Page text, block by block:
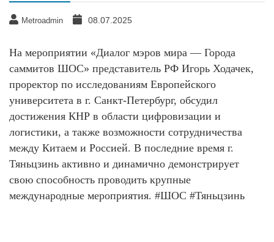
Metroadmin 08.07.2025
На мероприятии «Диалог мэров мира — Города
саммитов ШОС» представитель РФ Игорь Ходачек,
проректор по исследованиям Европейского
университета в г. Санкт-Петербург, обсудил
достижения КНР в области цифровизации и
логистики, а также возможности сотрудничества
между Китаем и Россией. В последние время г.
Тяньцзинь активно и динамично демонстрирует
свою способность проводить крупные
международные мероприятия. #ШОС #Тяньцзинь